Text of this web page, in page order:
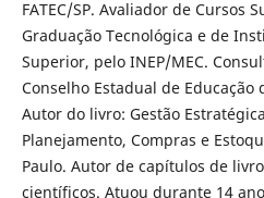
FATEC/SP. Avaliador de Cursos
Graduação Tecnológica e de
Superior, pelo INEP/MEC.
Conselho Estadual de Educação
Autor do livro: Gestão
Planejamento, Compras e
Paulo. Autor de capítulos de
científicos. Atuou durante 14